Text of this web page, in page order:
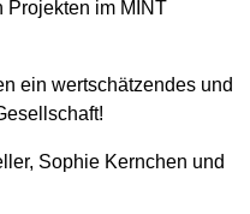
Projekten im MINT
ein wertschätzendes und
Sophie Kernchen und